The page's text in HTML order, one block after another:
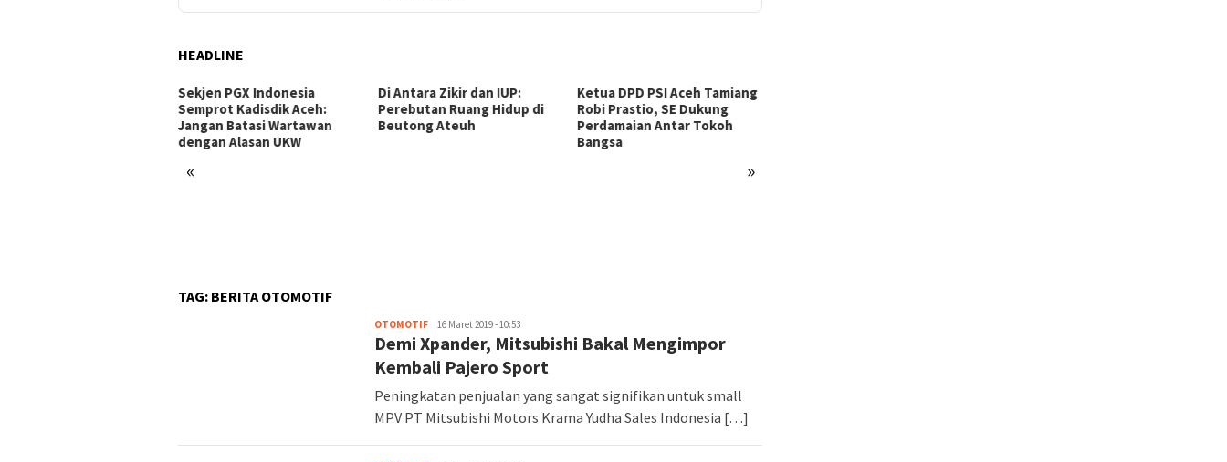
HEADLINE
« »
Sekjen PGX Indonesia
Semprot Kadisdik Aceh:
Jangan Batasi Wartawan
dengan Alasan UKW
Di Antara Zikir dan IUP:
Perebutan Ruang Hidup di
Beutong Ateuh
Ketua DPD PSI Aceh Tamiang
Robi Prastio, SE Dukung
Perdamaian Antar Tokoh
Bangsa
TAG: BERITA OTOMOTIF
OTOMOTIF admin
16 Maret 2019 - 10:53
Demi Xpander, Mitsubishi Bakal Mengimpor
Kembali Pajero Sport
Peningkatan penjualan yang sangat signifikan untuk small
MPV PT Mitsubishi Motors Krama Yudha Sales Indonesia […]